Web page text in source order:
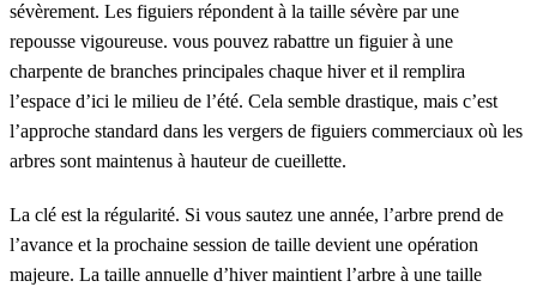
sévèrement. Les figuiers répondent à la taille sévère par une
repousse vigoureuse. vous pouvez rabattre un figuier à une
charpente de branches principales chaque hiver et il remplira
l’espace d’ici le milieu de l’été. Cela semble drastique, mais c’est
l’approche standard dans les vergers de figuiers commerciaux où les
arbres sont maintenus à hauteur de cueillette.
La clé est la régularité. Si vous sautez une année, l’arbre prend de
l’avance et la prochaine session de taille devient une opération
majeure. La taille annuelle d’hiver maintient l’arbre à une taille